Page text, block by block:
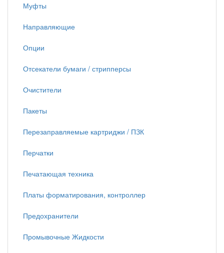
Муфты
Направляющие
Опции
Отсекатели бумаги / стрипперсы
Очистители
Пакеты
Перезаправляемые картриджи / ПЗК
Перчатки
Печатающая техника
Платы форматирования, контроллер
Предохранители
Промывочные Жидкости